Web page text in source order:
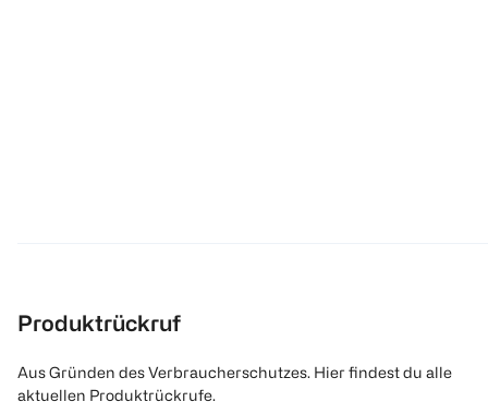
Produktrückruf
Aus Gründen des Verbraucherschutzes. Hier findest du alle
aktuellen Produktrückrufe.